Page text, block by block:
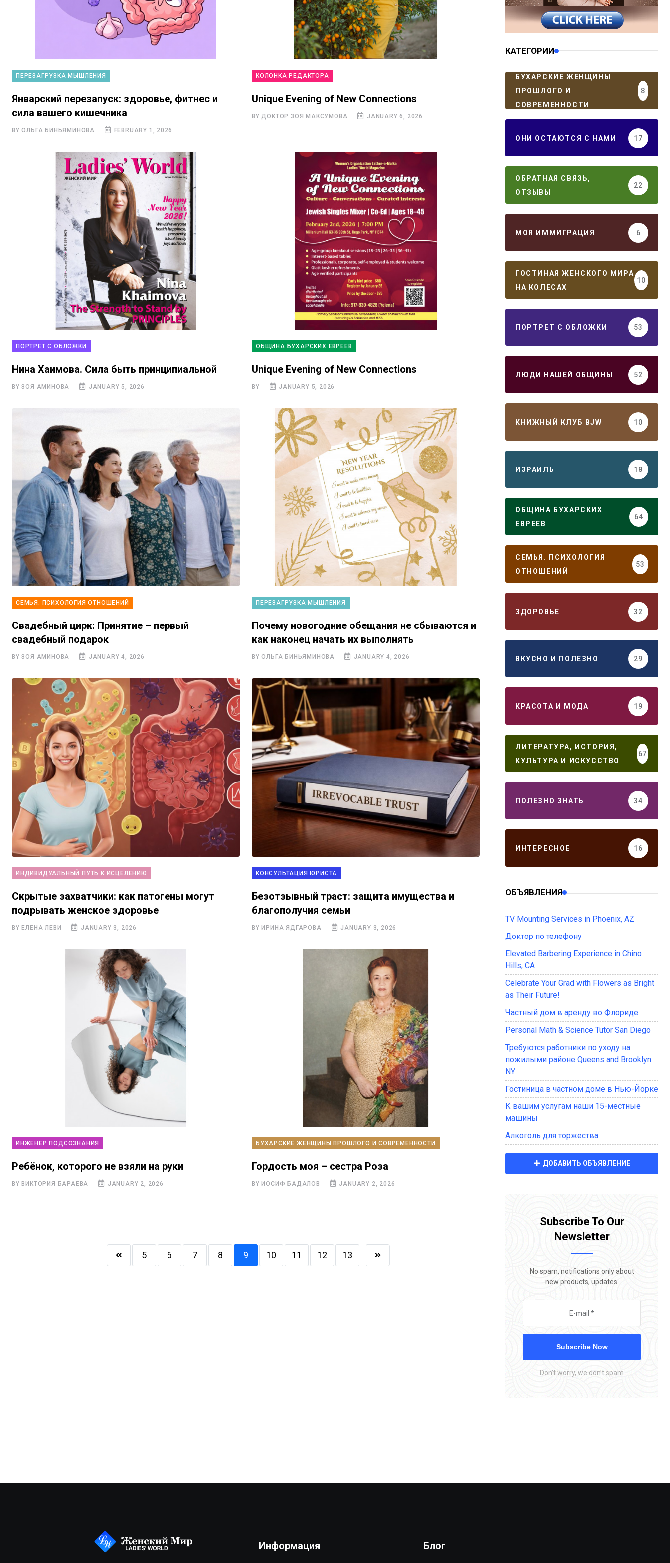
ПЕРЕЗАГРУЗКА МЫШЛЕНИЯ
Январский перезапуск: здоровье, фитнес и
сила вашего кишечника
BY ОЛЬГА БИНЬЯМИНОВА FEBRUARY 1, 2026
КОЛОНКА РЕДАКТОРА
Unique Evening of New Connections
BY ДОКТОР ЗОЯ МАКСУМОВА JANUARY 6, 2026
ПОРТРЕТ С ОБЛОЖКИ
Нина Хаимова. Сила быть принципиальной
BY ЗОЯ АМИНОВА JANUARY 5, 2026
ОБЩИНА БУХАРСКИХ ЕВРЕЕВ
Unique Evening of New Connections
BY JANUARY 5, 2026
СЕМЬЯ. ПСИХОЛОГИЯ ОТНОШЕНИЙ
Свадебный цирк: Принятие – первый
свадебный подарок
BY ЗОЯ АМИНОВА JANUARY 4, 2026
ПЕРЕЗАГРУЗКА МЫШЛЕНИЯ
Почему новогодние обещания не сбываются и
как наконец начать их выполнять
BY ОЛЬГА БИНЬЯМИНОВА JANUARY 4, 2026
ИНДИВИДУАЛЬНЫЙ ПУТЬ К ИСЦЕЛЕНИЮ
Скрытые захватчики: как патогены могут
подрывать женское здоровье
BY ЕЛЕНА ЛЕВИ JANUARY 3, 2026
КОНСУЛЬТАЦИЯ ЮРИСТА
Безотзывный траст: защита имущества и
благополучия семьи
BY ИРИНА ЯДГАРОВА JANUARY 3, 2026
ИНЖЕНЕР ПОДСОЗНАНИЯ
Ребёнок, которого не взяли на руки
BY ВИКТОРИЯ БАРАЕВА JANUARY 2, 2026
БУХАРСКИЕ ЖЕНЩИНЫ ПРОШЛОГО И СОВРЕМЕННОСТИ
Гордость моя – сестра Роза
BY ИОСИФ БАДАЛОВ JANUARY 2, 2026
5 6 7 8 9 10 11 12 13
КАТЕГОРИИ
БУХАРСКИЕ ЖЕНЩИНЫ
ПРОШЛОГО И
СОВРЕМЕННОСТИ
8
ОНИ ОСТАЮТСЯ С НАМИ 17
ОБРАТНАЯ СВЯЗЬ,
ОТЗЫВЫ
22
МОЯ ИММИГРАЦИЯ 6
ГОСТИНАЯ ЖЕНСКОГО МИРА
НА КОЛЕСАХ
10
ПОРТРЕТ С ОБЛОЖКИ 53
ЛЮДИ НАШЕЙ ОБЩИНЫ 52
КНИЖНЫЙ КЛУБ BJW 10
ИЗРАИЛЬ 18
ОБЩИНА БУХАРСКИХ
ЕВРЕЕВ
64
СЕМЬЯ. ПСИХОЛОГИЯ
ОТНОШЕНИЙ
53
ЗДОРОВЬЕ 32
ВКУСНО И ПОЛЕЗНО 29
КРАСОТА И МОДА 19
ЛИТЕРАТУРА, ИСТОРИЯ,
КУЛЬТУРА И ИСКУССТВО
67
ПОЛЕЗНО ЗНАТЬ 34
ИНТЕРЕСНОЕ 16
ОБЪЯВЛЕНИЯ
TV Mounting Services in Phoenix, AZ
Доктор по телефону
Elevated Barbering Experience in Chino
Hills, CA
Celebrate Your Grad with Flowers as Bright
as Their Future!
Частный дом в аренду во Флориде
Personal Math & Science Tutor San Diego
Требуются работники по уходу на
пожилыми районе Queens and Brooklyn
NY
Гостиница в частном доме в Нью-Йорке
К вашим услугам наши 15-местные
машины
Алкоголь для торжества
ДОБАВИТЬ ОБЪЯВЛЕНИЕ
Subscribe To Our
Newsletter
No spam, notifications only about
new products, updates.
Subscribe Now
Don’t worry, we don’t spam
Информация Блог